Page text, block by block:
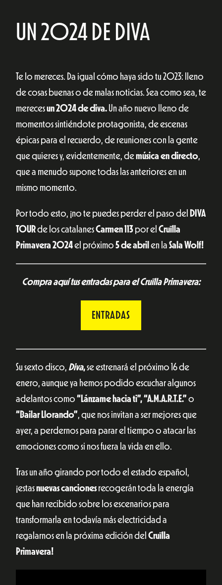
UN 2024 DE DIVA
Te lo mereces. Da igual cómo haya sido tu 2023: lleno
de cosas buenas o de malas noticias. Sea como sea, te
merecesun 2024 de diva. Un año nuevo lleno de
momentos sintiéndote protagonista, de escenas
épicas para el recuerdo, de reuniones con la gente
que quieres y, evidentemente, demúsica en directo,
que a menudo supone todas las anteriores en un
mismo momento.
Por todo esto, ¡no te puedes perder el paso del DIVA
TOURde los catalanesCarmen 113 por el Cruïlla
Primavera 2024el próximo 5 de abril en la Sala Wolf!
Compra aquí tus entradas para el Cruïlla Primavera:
ENTRADAS
Su sexto disco, Diva,se estrenará el próximo 16 de
enero, aunque ya hemos podido escuchar algunos
adelantos como “Lánzame hacia ti”, “A.M.A.R.T.E.” o
“Bailar Llorando”, que nos invitan a ser mejores que
ayer, a perdernos para parar el tiempo o atacar las
emociones como si nos fuera la vida en ello.
Tras un año girando por todo el estado español,
¡estasnuevas canciones recogerán toda la energía
que han recibido sobre los escenarios para
transformarla en todavía más electricidad a
regalarnos en la próxima edición del Cruïlla
Primavera!